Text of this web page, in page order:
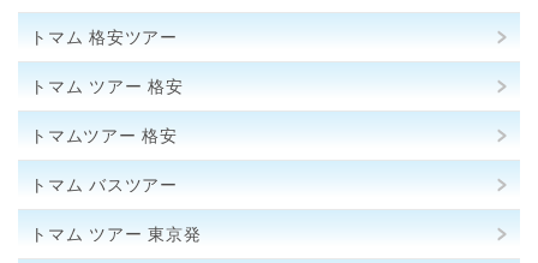
トマム 格安ツアー
トマム ツアー 格安
トマムツアー 格安
トマム バスツアー
トマム ツアー 東京発